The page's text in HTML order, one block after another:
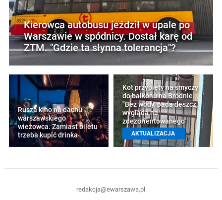
Kierowca autobusu jeździł w upale po
Warszawie w spódnicy. Dostał karę od
ZTM. "Gdzie ta słynna tolerancja"?
Rusza kino na dachu
warszawskiego
wieżowca. Zamiast biletu
trzeba kupić drinka
Kot przypięty na smyczy
do balkonu na Bródnie.
"Bez wody, pada deszcz,
wygląda na
zdezorientowanego"
AKTUALIZACJA
redakcja@ewarszawa.pl